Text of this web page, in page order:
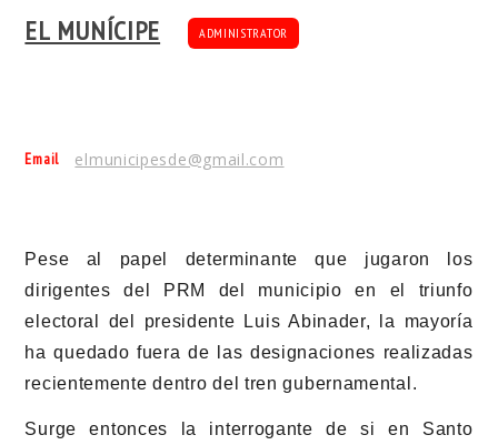
EL MUNÍCIPE ADMINISTRATOR
Email elmunicipesde@gmail.com
Pese al papel determinante que jugaron los
dirigentes del PRM del municipio en el triunfo
electoral del presidente Luis Abinader, la mayoría
ha quedado fuera de las designaciones realizadas
recientemente dentro del tren gubernamental.
Surge entonces la interrogante de si en Santo